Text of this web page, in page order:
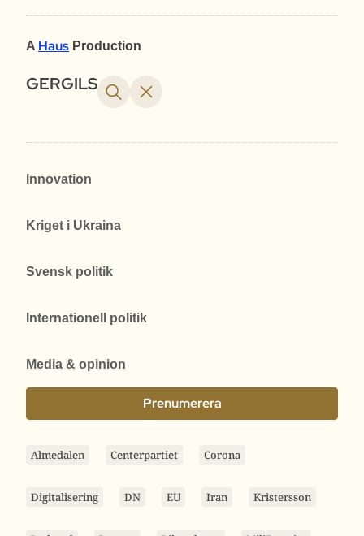
A Haus Production
GERGILS
Innovation
Kriget i Ukraina
Svensk politik
Internationell politik
Media & opinion
Prenumerera
Almedalen Centerpartiet Corona
Digitalisering DN EU Iran Kristersson